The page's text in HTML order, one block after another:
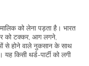
को लेना पड़ता है। भारत
को टक्कर, आग लगने,
से होने वाले नुकसान के साथ
किसी थर्ड-पार्टी को लगी